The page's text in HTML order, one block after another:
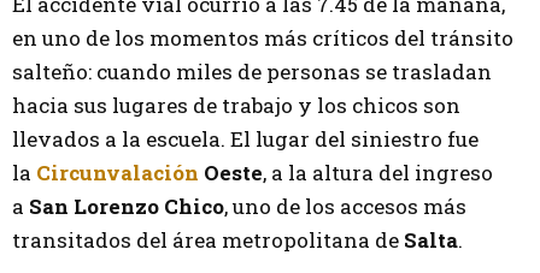
en uno de los momentos más críticos del tránsito
salteño: cuando miles de personas se trasladan
hacia sus lugares de trabajo y los chicos son
llevados a la escuela. El lugar del siniestro fue
la Circunvalación Oeste, a la altura del ingreso
a San Lorenzo Chico, uno de los accesos más
transitados del área metropolitana de Salta.